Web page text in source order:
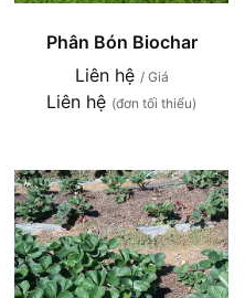
Phân Bón Biochar
Liên hệ / Giá
Liên hệ (đơn tối thiểu)